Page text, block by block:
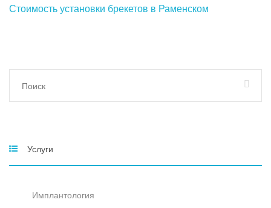
Стоимость установки брекетов в Раменском
Услуги
Имплантология